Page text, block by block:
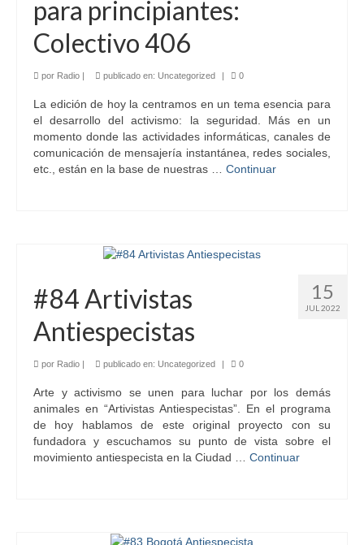
para principiantes:
Colectivo 406
por Radio publicado en: Uncategorized 0
La edición de hoy la centramos en un tema esencia para
el desarrollo del activismo: la seguridad. Más en un
momento donde las actividades informáticas, canales de
comunicación de mensajería instantánea, redes sociales,
etc., están en la base de nuestras … Continuar
15
JUL 2022
#84 Artivistas
Antiespecistas
por Radio | publicado en: Uncategorized | 0
Arte y activismo se unen para luchar por los demás
animales en “Artivistas Antiespecistas”. En el programa
de hoy hablamos de este original proyecto con su
fundadora y escuchamos su punto de vista sobre el
movimiento antiespecista en la Ciudad … Continuar